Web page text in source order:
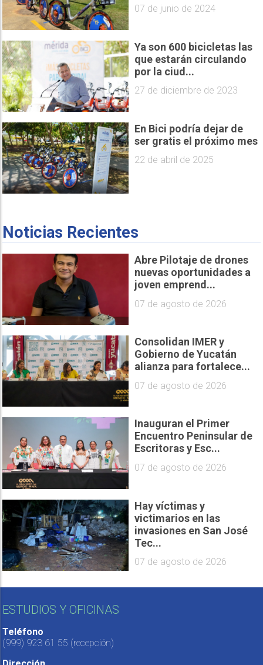
07 de junio de 2024
Ya son 600 bicicletas las
que estarán circulando
por la ciud...
27 de diciembre de 2023
En Bici podría dejar de
ser gratis el próximo mes
22 de abril de 2025
Noticias Recientes
Abre Pilotaje de drones
nuevas oportunidades a
joven emprend...
07 de agosto de 2026
Consolidan IMER y
Gobierno de Yucatán
alianza para fortalece...
07 de agosto de 2026
Inauguran el Primer
Encuentro Peninsular de
Escritoras y Esc...
07 de agosto de 2026
Hay víctimas y
victimarios en las
invasiones en San José
Tec...
07 de agosto de 2026
ESTUDIOS Y OFICINAS
Teléfono
(999) 923 61 55 (recepción)